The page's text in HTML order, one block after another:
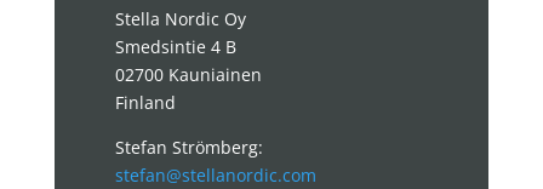
Stella Nordic Oy
Smedsintie 4 B
02700 Kauniainen
Finland
Stefan Strömberg:
stefan@stellanordic.com